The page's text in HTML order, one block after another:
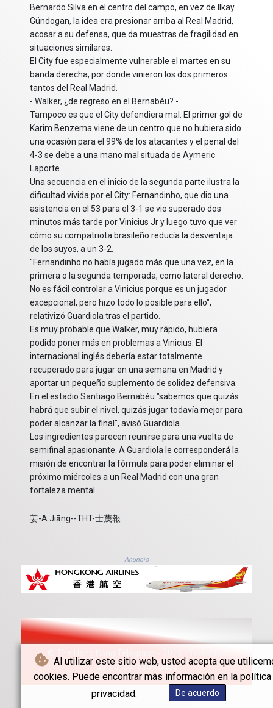
Al utilizar este sitio web, usted acepta que
cookies. Puede encontrar más información en la política
privacidad.
De acuerdo
Bernardo Silva en el centro del campo, en vez de Ilkay
Gündogan, la idea era presionar arriba al Real Madrid,
acosar a su defensa, que da muestras de fragilidad en
situaciones similares.
El City fue especialmente vulnerable el martes en su
banda derecha, por donde vinieron los dos primeros
tantos del Real Madrid.
- Walker, ¿de regreso en el Bernabéu? -
Tampoco es que el City defendiera mal. El primer gol de
Karim Benzema viene de un centro que no hubiera sido
una ocasión para el 99% de los atacantes y el penal del
4-3 se debe a una mano mal situada de Aymeric
Laporte.
Una secuencia en el inicio de la segunda parte ilustra la
dificultad vivida por el City: Fernandinho, que dio una
asistencia en el 53 para el 3-1 se vio superado dos
minutos más tarde por Vinicius Jr y luego tuvo que ver
cómo su compatriota brasileño reducía la desventaja
de los suyos, a un 3-2.
"Fernandinho no había jugado más que una vez, en la
primera o la segunda temporada, como lateral derecho.
No es fácil controlar a Vinicius porque es un jugador
excepcional, pero hizo todo lo posible para ello",
relativizó Guardiola tras el partido.
Es muy probable que Walker, muy rápido, hubiera
podido poner más en problemas a Vinicius. El
internacional inglés debería estar totalmente
recuperado para jugar en una semana en Madrid y
aportar un pequeño suplemento de solidez defensiva.
En el estadio Santiago Bernabéu "sabemos que quizás
habrá que subir el nivel, quizás jugar todavía mejor para
poder alcanzar la final", avisó Guardiola.
Los ingredientes parecen reunirse para una vuelta de
semifinal apasionante. A Guardiola le corresponderá la
misión de encontrar la fórmula para poder eliminar el
próximo miércoles a un Real Madrid con una gran
fortaleza mental.
姜-A.Jiāng--THT-士蔑報
Anuncio
derechos reservados